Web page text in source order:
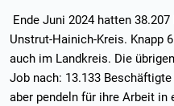
Ende Juni 2024 hatten
Unstrut-Hainich-Kreis. Knapp
auch im Landkreis. Die
Job nach: 13.133
aber pendeln für ihre Arbeit in